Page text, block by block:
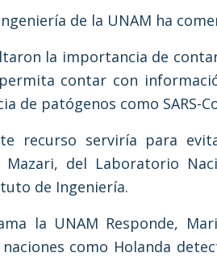
de la UNAM ha
la importancia de
contar con
de patógenos como SARS-
recurso serviría para
Mazari, del Laboratorio
de Ingeniería.
la UNAM Responde,
como Holanda